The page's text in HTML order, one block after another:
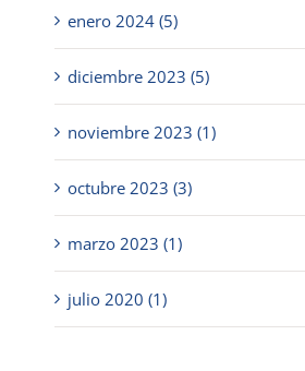
enero 2024 (5)
diciembre 2023 (5)
noviembre 2023 (1)
octubre 2023 (3)
marzo 2023 (1)
julio 2020 (1)